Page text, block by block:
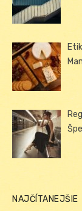
NAJČÍTANEJŠIE